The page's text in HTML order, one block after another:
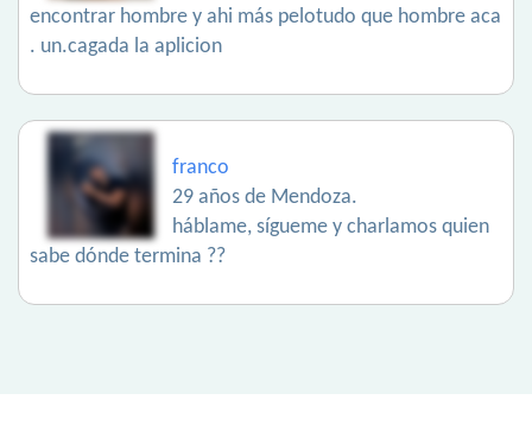
encontrar hombre y ahi más pelotudo que hombre aca
. un.cagada la aplicion
franco
29 años de Mendoza.
háblame, sígueme y charlamos quien
sabe dónde termina ??